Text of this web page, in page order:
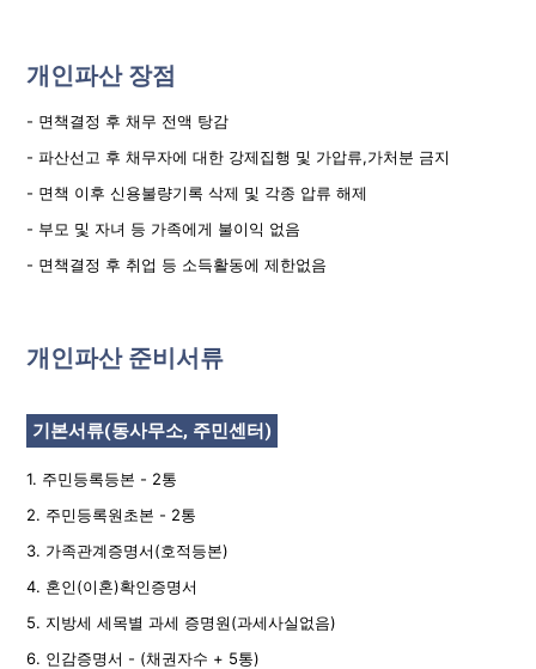
개인파산 장점
- 면책결정 후 채무 전액 탕감
- 파산선고 후 채무자에 대한 강제집행 및 가압류,가처분 금지
- 면책 이후 신용불량기록 삭제 및 각종 압류 해제
- 부모 및 자녀 등 가족에게 불이익 없음
- 면책결정 후 취업 등 소득활동에 제한없음
개인파산 준비서류
기본서류(동사무소, 주민센터)
1. 주민등록등본 - 2통
2. 주민등록원초본 - 2통
3. 가족관계증명서(호적등본)
4. 혼인(이혼)확인증명서
5. 지방세 세목별 과세 증명원(과세사실없음)
6. 인감증명서 - (채권자수 + 5통)